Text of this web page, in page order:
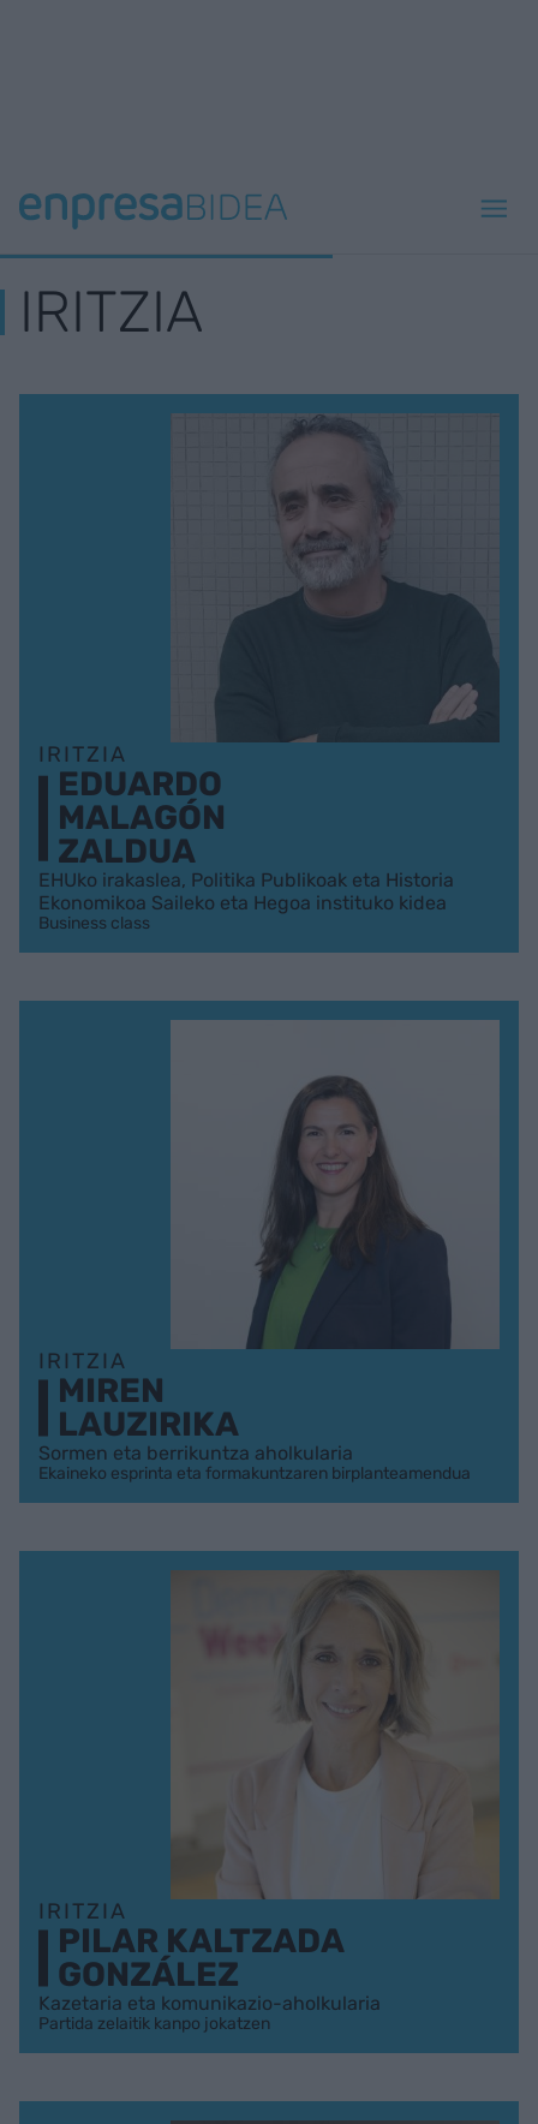
IRITZIA
IRITZIA
EDUARDO
MALAGÓN
ZALDUA
EHUko irakaslea, Politika Publikoak eta Historia
Ekonomikoa Saileko eta Hegoa instituko kidea
Business class
IRITZIA
MIREN
LAUZIRIKA
Sormen eta berrikuntza aholkularia
Ekaineko esprinta eta formakuntzaren birplanteamendua
IRITZIA
PILAR KALTZADA
GONZÁLEZ
Kazetaria eta komunikazio-aholkularia
Partida zelaitik kanpo jokatzen